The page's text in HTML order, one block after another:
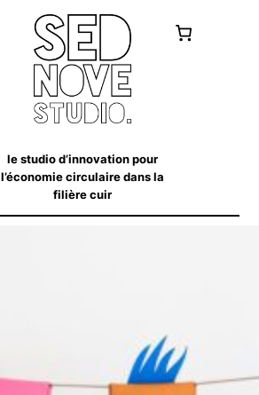
le studio d’innovation pour
l’économie circulaire dans la
filière cuir